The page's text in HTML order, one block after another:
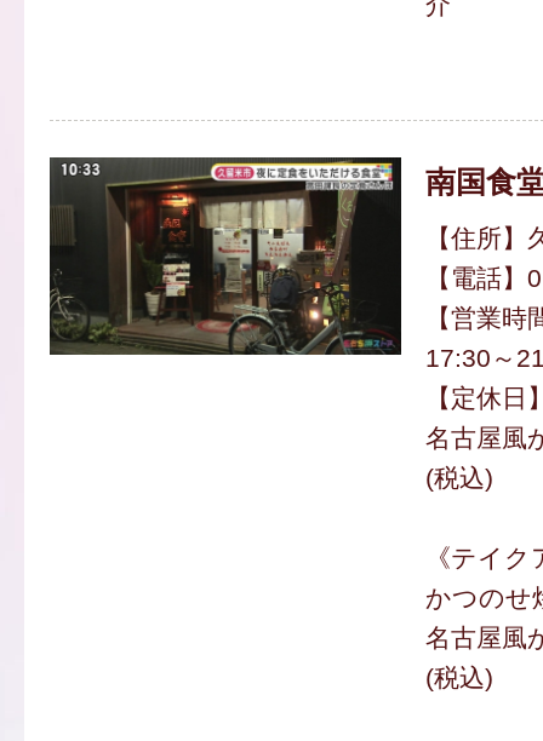
南国食
【住所
【電話
【営業
17:30～
【定休日
名古屋風
(税込)
《テイ
かつのせ
名古屋風
(税込)